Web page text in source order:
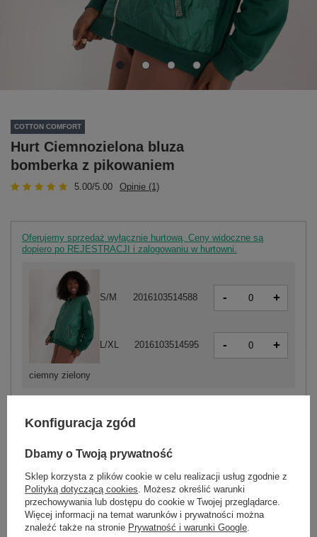
COTTON COMFORT
Hurt Ciemnozielona bluza
bomberka z pikowaniem
5.00/5.00 Opinie (1)
Oferujemy sprzedaż wyłącznie hurtową. Ceny widoczne są
dopiero po REJESTRACJI i zalogowaniu w hurtowni.
ciemny zielony
S/M 2016103514588 - +
L/XL 2016103514595 - +
ZALOGUJ SIĘ I ZOBACZ CENĘ
Zadzwoń+48 601 547 740 Zadaj pytanie
skład materiału : 90% bawełna , 10% elastan
sposób prania : pranie w pralce w 30°C
Konfiguracja zgód
Dbamy o Twoją prywatność
Sklep korzysta z plików cookie w celu realizacji usług zgodnie z
Polityką dotyczącą cookies . Możesz określić warunki
przechowywania lub dostępu do cookie w Twojej przeglądarce.
Więcej informacji na temat warunków i prywatności można
znaleźć także na stronie Prywatność i warunki Google